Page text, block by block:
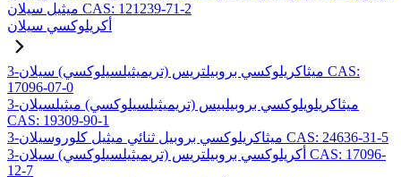
ميثيل سيلان CAS: 121239-71-2
أكريلوكسي سيلان
3-ميثاكريلوكسي بروبيلتريس (تريميثيلسيلوكسي) سيلان CAS:
17096-07-0
3-ميثاكريلويلوكسي بروبيلبيس (تريميثيلسيلوكسي) ميثيلسيلان
CAS: 19309-90-1
3-ميثاكريلوكسي بروبيل ثنائي ميثيل كلوروسيلان CAS: 24636-31-5
3-أكريلوكسي بروبيلتريس (تريميثيلسيلوكسي) سيلان CAS: 17096-
12-7